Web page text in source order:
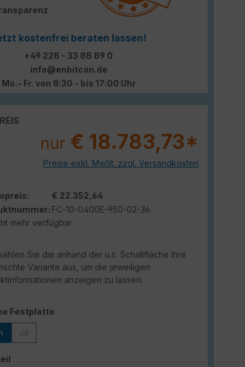
kostenfrei beraten lassen!
+49 228 - 33 88 89 0
info@enbitcon.de
Mo.- Fr. von 8:30 - bis 17:00 Uhr
nur € 18.783,73*
Preise exkl. MwSt. zzgl. Versandkosten
€ 22.352,64
FC-10-0400E-950-02-36
mehr verfügbar
Sie die anhand der u.s. Schaltfläche Ihre
Variante aus, um die jeweiligen
anzeigen zu lassen.
Festplatte